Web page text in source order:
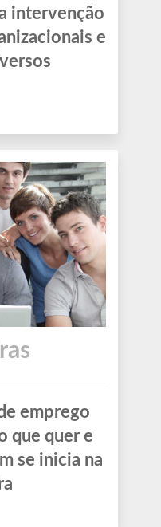
intervenção
e
emprego
que quer e
se inicia na